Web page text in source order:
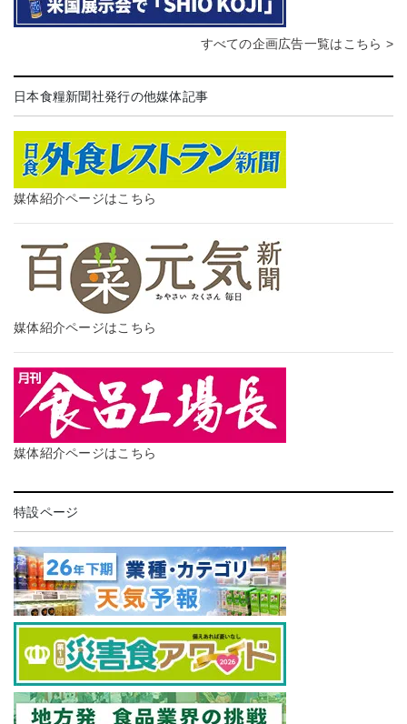
すべての企画広告一覧はこちら >
日本食糧新聞社発行の他媒体記事
媒体紹介ページはこちら
媒体紹介ページはこちら
媒体紹介ページはこちら
特設ページ